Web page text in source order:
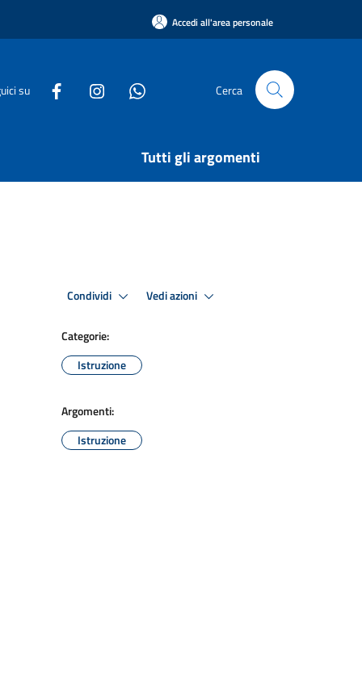
Accedi all'area personale
su Cerca
Tutti gli argomenti
Condividi Vedi azioni
Categorie:
Istruzione
Argomenti:
Istruzione